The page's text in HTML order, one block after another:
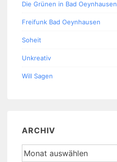
Die Grünen in Bad Oeynhausen
Freifunk Bad Oeynhausen
Soheit
Unkreativ
Will Sagen
ARCHIV
Archiv